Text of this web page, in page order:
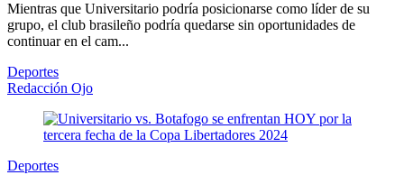
Mientras que Universitario podría posicionarse como líder de su
grupo, el club brasileño podría quedarse sin oportunidades de
continuar en el cam...
Deportes
Redacción Ojo
Deportes